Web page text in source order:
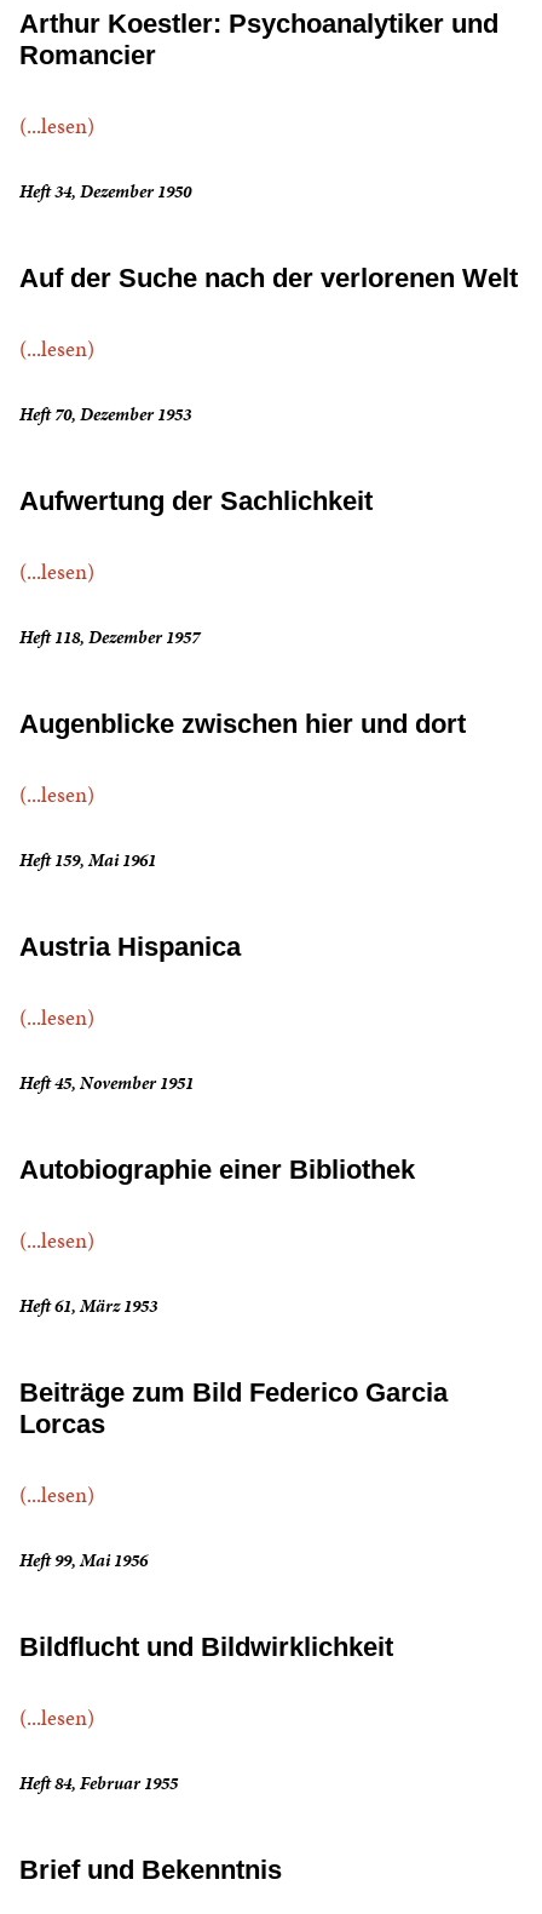
Arthur Koestler: Psychoanalytiker und
Romancier
(...lesen)
Heft 34, Dezember 1950
Auf der Suche nach der verlorenen Welt
(...lesen)
Heft 70, Dezember 1953
Aufwertung der Sachlichkeit
(...lesen)
Heft 118, Dezember 1957
Augenblicke zwischen hier und dort
(...lesen)
Heft 159, Mai 1961
Austria Hispanica
(...lesen)
Heft 45, November 1951
Autobiographie einer Bibliothek
(...lesen)
Heft 61, März 1953
Beiträge zum Bild Federico Garcia
Lorcas
(...lesen)
Heft 99, Mai 1956
Bildflucht und Bildwirklichkeit
(...lesen)
Heft 84, Februar 1955
Brief und Bekenntnis